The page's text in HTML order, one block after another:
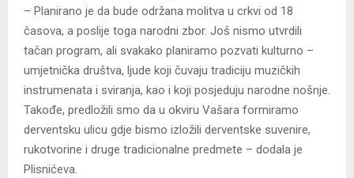
– Planirano je da bude održana molitva u crkvi od 18
časova, a poslije toga narodni zbor. Još nismo utvrdili
tačan program, ali svakako planiramo pozvati kulturno –
umjetnička društva, ljude koji čuvaju tradiciju muzičkih
instrumenata i sviranja, kao i koji posjeduju narodne nošnje.
Takođe, predložili smo da u okviru Vašara formiramo
derventsku ulicu gdje bismo izložili derventske suvenire,
rukotvorine i druge tradicionalne predmete – dodala je
Plisnićeva.